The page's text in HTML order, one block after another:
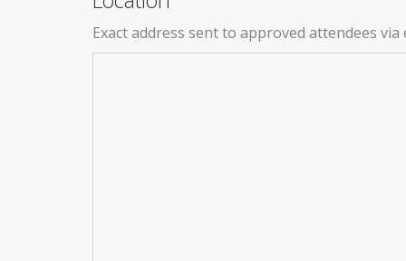
Exact address sent to approved attendees via